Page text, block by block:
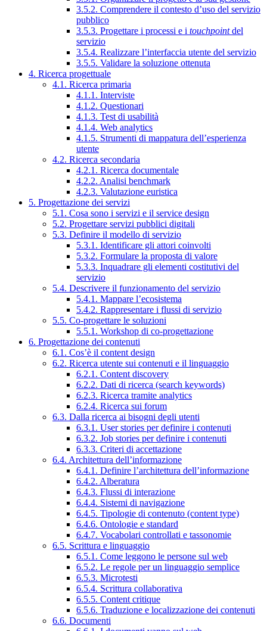
3.5.2. Comprendere il contesto d’uso del servizio
pubblico
3.5.3. Progettare i processi e i touchpointdel
servizio
3.5.4. Realizzare l’interfaccia utente del servizio
3.5.5. Validare la soluzione ottenuta
4. Ricerca progettuale
4.1. Ricerca primaria
4.1.1. Interviste
4.1.2. Questionari
4.1.3. Test di usabilità
4.1.4. Web analytics
4.1.5. Strumenti di mappatura dell’esperienza
utente
4.2. Ricerca secondaria
4.2.1. Ricerca documentale
4.2.2. Analisi benchmark
4.2.3. Valutazione euristica
5. Progettazione dei servizi
5.1. Cosa sono i servizi e il service design
5.2. Progettare servizi pubblici digitali
5.3. Definire il modello di servizio
5.3.1. Identificare gli attori coinvolti
5.3.2. Formulare la proposta di valore
5.3.3. Inquadrare gli elementi costitutivi del
servizio
5.4. Descrivere il funzionamento del servizio
5.4.1. Mappare l’ecosistema
5.4.2. Rappresentare i flussi di servizio
5.5. Co-progettare le soluzioni
5.5.1. Workshop di co-progettazione
6. Progettazione dei contenuti
6.1. Cos’è il content design
6.2. Ricerca utente sui contenuti e il linguaggio
6.2.1. Content discovery
6.2.2. Dati di ricerca (search keywords)
6.2.3. Ricerca tramite analytics
6.2.4. Ricerca sui forum
6.3. Dalla ricerca ai bisogni degli utenti
6.3.1. User stories per definire i contenuti
6.3.2. Job stories per definire i contenuti
6.3.3. Criteri di accettazione
6.4. Architettura dell’informazione
6.4.1. Definire l’architettura dell’informazione
6.4.2. Alberatura
6.4.3. Flussi di interazione
6.4.4. Sistemi di navigazione
6.4.5. Tipologie di contenuto (content type)
6.4.6. Ontologie e standard
6.4.7. Vocabolari controllati e tassonomie
6.5. Scrittura e linguaggio
6.5.1. Come leggono le persone sul web
6.5.2. Le regole per un linguaggio semplice
6.5.3. Microtesti
6.5.4. Scrittura collaborativa
6.5.5. Content critique
6.5.6. Traduzione e localizzazione dei contenuti
6.6. Documenti